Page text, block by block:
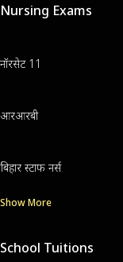
Nursing Exams
नॉरसेट 11
आरआरबी
बिहार स्टाफ नर्स
Show More
School Tuitions